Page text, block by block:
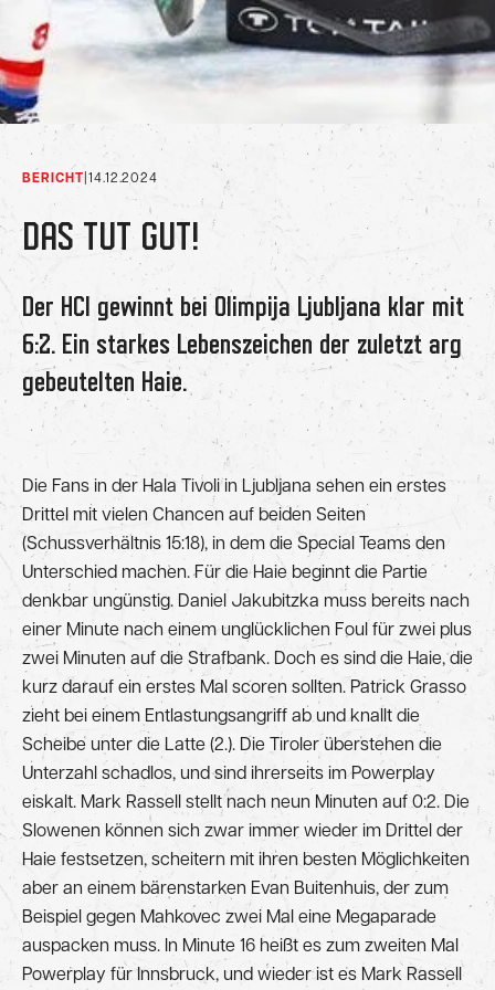
BERICHT 14.12.2024
DAS TUT GUT!
Der HCI gewinnt bei Olimpija Ljubljana klar mit
6:2. Ein starkes Lebenszeichen der zuletzt arg
gebeutelten Haie.
Die Fans in der Hala Tivoli in Ljubljana sehen ein erstes
Drittel mit vielen Chancen auf beiden Seiten
(Schussverhältnis 15:18), in dem die Special Teams den
Unterschied machen. Für die Haie beginnt die Partie
denkbar ungünstig. Daniel Jakubitzka muss bereits nach
einer Minute nach einem unglücklichen Foul für zwei plus
zwei Minuten auf die Strafbank. Doch es sind die Haie, die
kurz darauf ein erstes Mal scoren sollten. Patrick Grasso
zieht bei einem Entlastungsangriff ab und knallt die
Scheibe unter die Latte (2.). Die Tiroler überstehen die
Unterzahl schadlos, und sind ihrerseits im Powerplay
eiskalt. Mark Rassell stellt nach neun Minuten auf 0:2. Die
Slowenen können sich zwar immer wieder im Drittel der
Haie festsetzen, scheitern mit ihren besten Möglichkeiten
aber an einem bärenstarken Evan Buitenhuis, der zum
Beispiel gegen Mahkovec zwei Mal eine Megaparade
auspacken muss. In Minute 16 heißt es zum zweiten Mal
Powerplay für Innsbruck, und wieder ist es Mark Rassell